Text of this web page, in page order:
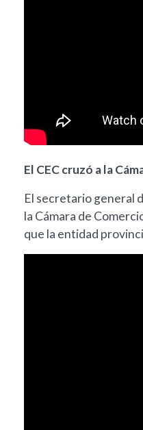
El CEC cruzó a la
El secretario general
la Cámara de
que la entidad